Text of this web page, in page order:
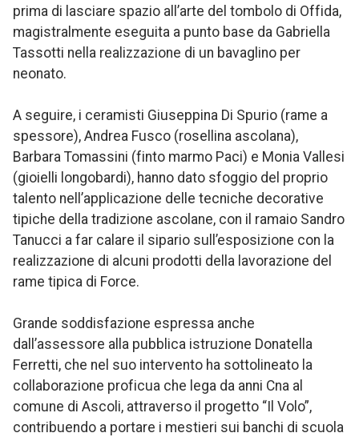
prima di lasciare spazio all’arte del tombolo di Offida,
magistralmente eseguita a punto base da Gabriella
Tassotti nella realizzazione di un bavaglino per
neonato.
A seguire, i ceramisti Giuseppina Di Spurio (rame a
spessore), Andrea Fusco (rosellina ascolana),
Barbara Tomassini (finto marmo Paci) e Monia Vallesi
(gioielli longobardi), hanno dato sfoggio del proprio
talento nell’applicazione delle tecniche decorative
tipiche della tradizione ascolane, con il ramaio Sandro
Tanucci a far calare il sipario sull’esposizione con la
realizzazione di alcuni prodotti della lavorazione del
rame tipica di Force.
Grande soddisfazione espressa anche
dall’assessore alla pubblica istruzione Donatella
Ferretti, che nel suo intervento ha sottolineato la
collaborazione proficua che lega da anni Cna al
comune di Ascoli, attraverso il progetto “Il Volo”,
contribuendo a portare i mestieri sui banchi di scuola